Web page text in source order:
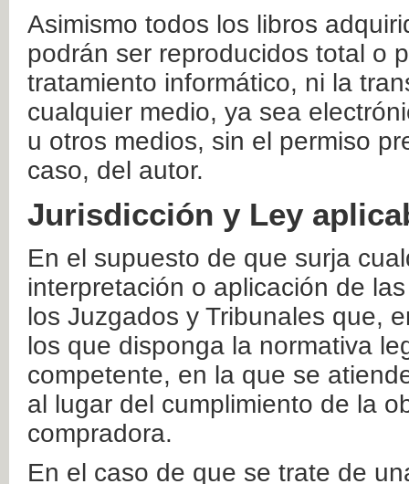
Asimismo todos los libros
podrán ser reproducidos total o
tratamiento informático, ni la
cualquier medio, ya sea
u otros medios, sin el permiso
caso, del autor.
Jurisdicción y Ley
En el supuesto de que surja
interpretación o aplicación de
los Juzgados y Tribunales que,
los que disponga la normativa
competente, en la que se
al lugar del cumplimiento de la
compradora.
En el caso de que se trate de